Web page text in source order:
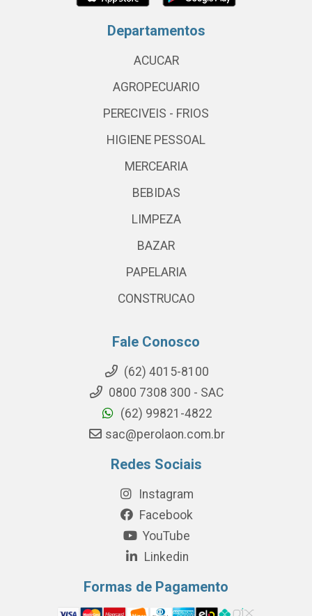
Departamentos
ACUCAR
AGROPECUARIO
PERECIVEIS - FRIOS
HIGIENE PESSOAL
MERCEARIA
BEBIDAS
LIMPEZA
BAZAR
PAPELARIA
CONSTRUCAO
Fale Conosco
(62) 4015-8100
0800 7308 300 - SAC
(62) 99821-4822
sac@perolaon.com.br
Redes Sociais
Instagram
Facebook
YouTube
Linkedin
Formas de Pagamento